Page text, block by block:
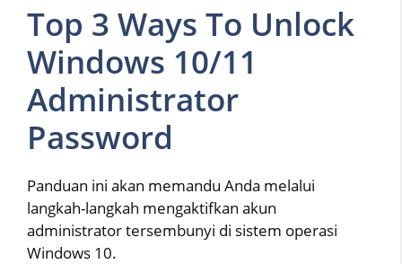
Top 3 Ways To Unlock
Windows 10/11
Administrator
Password
Panduan ini akan memandu Anda melalui
langkah-langkah mengaktifkan akun
administrator tersembunyi di sistem operasi
Windows 10.